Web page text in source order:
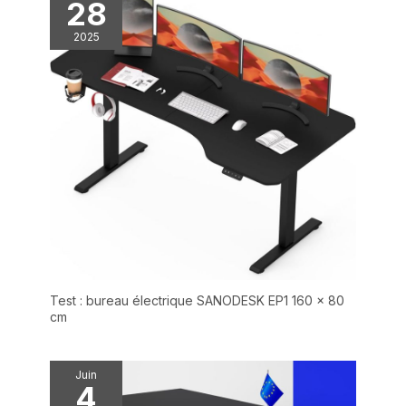
questions, n'hésitez pas
à nous contacter!
28
2025
Test : bureau électrique SANODESK EP1 160 x 80
cm
Juin
4